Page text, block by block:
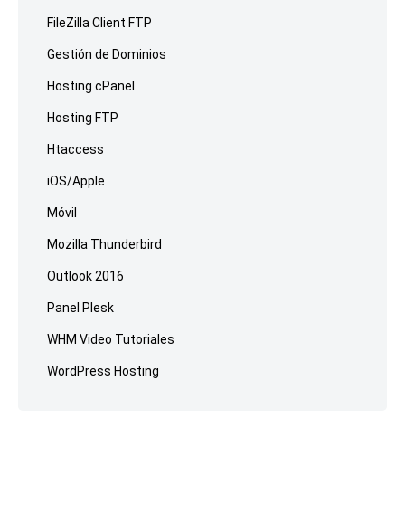
FileZilla Client FTP
Gestión de Dominios
Hosting cPanel
Hosting FTP
Htaccess
iOS/Apple
Móvil
Mozilla Thunderbird
Outlook 2016
Panel Plesk
WHM Video Tutoriales
WordPress Hosting